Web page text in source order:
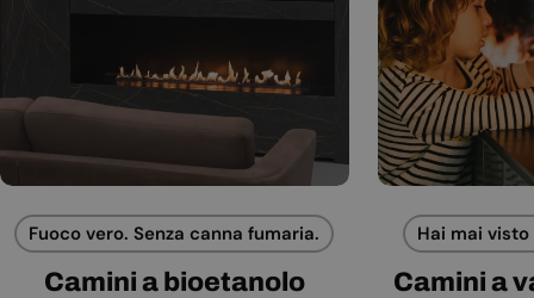
Fuoco vero. Senza canna fumaria.
Camini a bioetanolo
Hai mai
Camini a